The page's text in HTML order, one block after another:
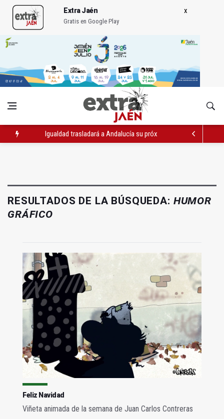
Extra Jaén
Gratis en Google Play
Igualdad trasladará a Andalucía su próximo comité de crisis
RESULTADOS DE LA BÚSQUEDA: HUMOR
GRÁFICO
Feliz Navidad
Viñeta animada de la semana de Juan Carlos Contreras